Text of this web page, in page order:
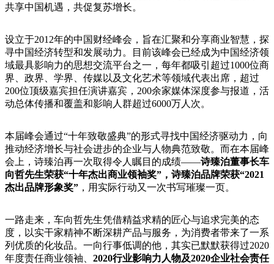
共享中国机遇，共促复苏增长。
设立于2012年的中国财经峰会，旨在汇聚和分享商业智慧，探
寻中国经济转型和发展动力。目前该峰会已经成为中国经济领
域最具影响力的思想交流平台之一，每年都吸引超过1000位商
界、政界、学界、传媒以及文化艺术等领域代表出席，超过
200位顶级嘉宾担任演讲嘉宾，200余家媒体深度参与报道，活
动总体传播和覆盖和影响人群超过6000万人次。
本届峰会通过“十年致敬盛典”的形式寻找中国经济驱动力，向
推动经济增长与社会进步的企业与人物典范致敬。而在本届峰
会上，诗臻泊再一次取得令人瞩目的成绩——诗臻泊董事长车
向哲先生荣获“十年杰出商业领袖奖”，诗臻泊品牌荣获“2021
杰出品牌形象奖” ，用实际行动又一次书写璀璨一页。
一路走来，车向哲先生凭借精益求精的匠心与追求完美的态
度，以实干家精神不断深耕产品与服务，为消费者带来了一系
列优质的化妆品。一向行事低调的他，其实已默默获得过2020
年度责任商业领袖、 2020行业影响力人物及2020企业社会责任